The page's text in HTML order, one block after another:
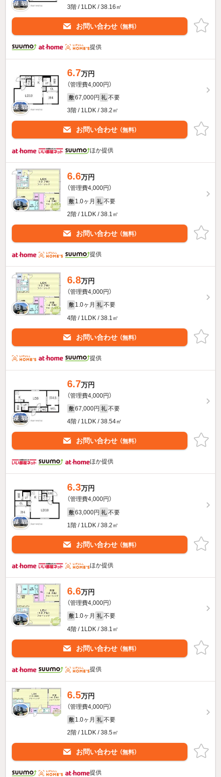
3階 / 1LDK / 38.16㎡
お問い合わせ （無料）
提供
6.7万円
（管理費4,000円）
敷 67,000円 礼 不要
3階 / 1LDK / 38.2㎡
お問い合わせ （無料）
ほか提供
6.6万円
（管理費4,000円）
敷 1.0ヶ月 礼 不要
2階 / 1LDK / 38.1㎡
お問い合わせ （無料）
提供
6.8万円
（管理費4,000円）
敷 1.0ヶ月 礼 不要
4階 / 1LDK / 38.1㎡
お問い合わせ （無料）
提供
6.7万円
（管理費4,000円）
敷 67,000円 礼 不要
4階 / 1LDK / 38.54㎡
お問い合わせ （無料）
ほか提供
6.3万円
（管理費4,000円）
敷 63,000円 礼 不要
1階 / 1LDK / 38.2㎡
お問い合わせ （無料）
ほか提供
6.6万円
（管理費4,000円）
敷 1.0ヶ月 礼 不要
4階 / 1LDK / 38.1㎡
お問い合わせ （無料）
提供
6.5万円
（管理費4,000円）
敷 1.0ヶ月 礼 不要
2階 / 1LDK / 38.5㎡
お問い合わせ （無料）
提供